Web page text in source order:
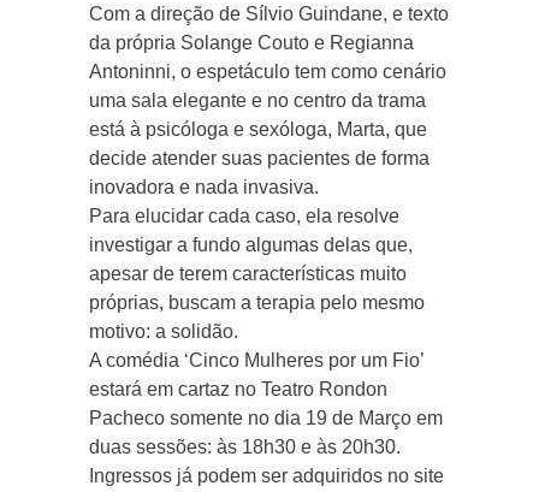
Com a direção de Sílvio Guindane, e texto
da própria Solange Couto e Regianna
Antoninni, o espetáculo tem como cenário
uma sala elegante e no centro da trama
está à psicóloga e sexóloga, Marta, que
decide atender suas pacientes de forma
inovadora e nada invasiva.
Para elucidar cada caso, ela resolve
investigar a fundo algumas delas que,
apesar de terem características muito
próprias, buscam a terapia pelo mesmo
motivo: a solidão.
A comédia ‘Cinco Mulheres por um Fio’
estará em cartaz no Teatro Rondon
Pacheco somente no dia 19 de Março em
duas sessões: às 18h30 e às 20h30.
Ingressos já podem ser adquiridos no site